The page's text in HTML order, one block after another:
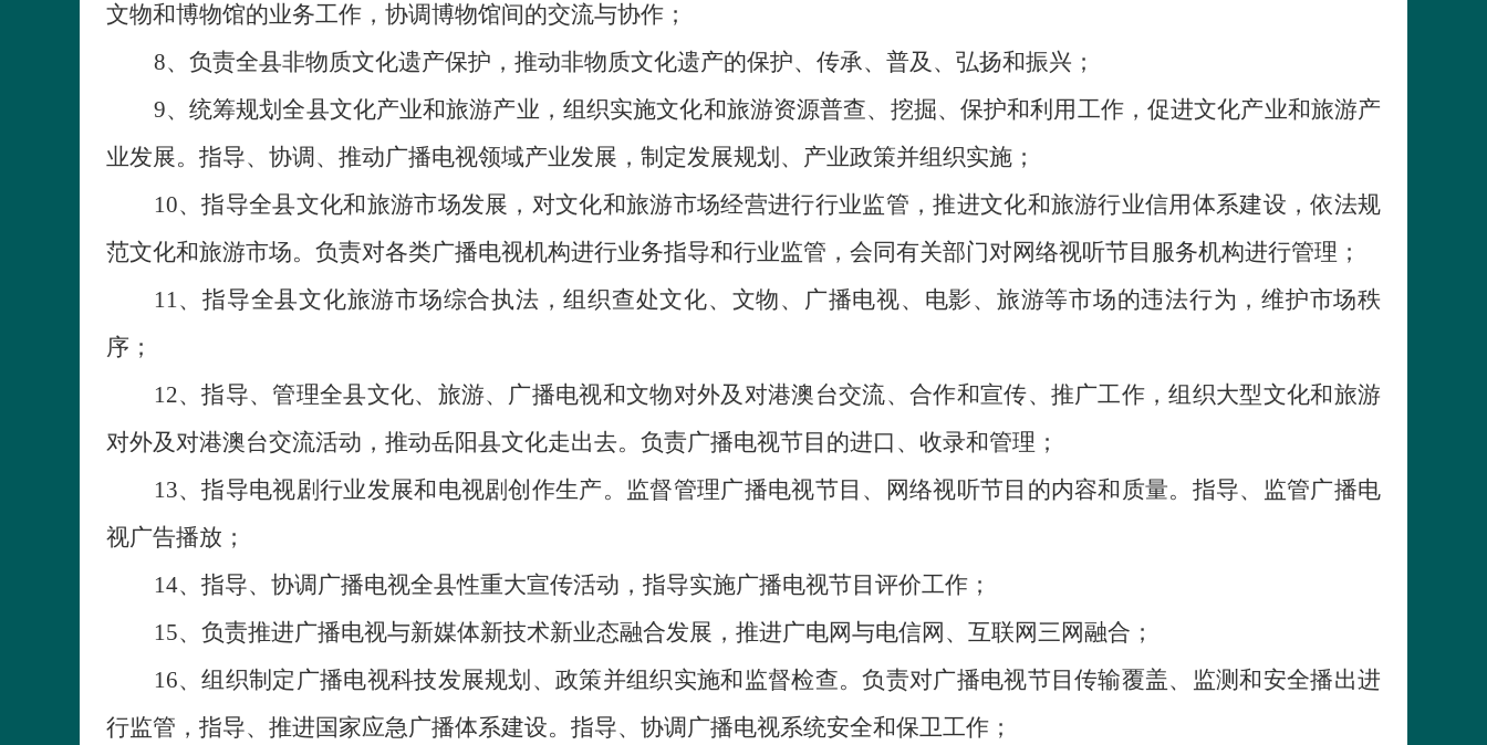
文物和博物馆的业务工作，协调博物馆间的交流与协作；
8、 负责全县非物质文化遗产保护，推动非物质文化遗产的保护、传承、普及、弘扬和振兴；
9、 统筹规划全县文化产业和旅游产业，组织实施文化和旅游资源普查、挖掘、保护和利用工作，促进文化产业和旅游产
业发展。指导、协调、推动广播电视领域产业发展，制定发展规划、产业政策并组织实施；
10、指导全县文化和旅游市场发展，对文化和旅游市场经营进行行业监管，推进文化和旅游行业信用体系建设，依法规
范文化和旅游市场。负责对各类广播电视机构进行业务指导和行业监管，会同有关部门对网络视听节目服务机构进行管理；
11、指导全县文化旅游市场综合执法，组织查处文化、文物、广播电视、电影、旅游等市场的违法行为，维护市场秩
序；
12、指导、管理全县文化、旅游、广播电视和文物对外及对港澳台交流、合作和宣传、推广工作，组织大型文化和旅游
对外及对港澳台交流活动，推动岳阳县文化走出去。负责广播电视节目的进口、收录和管理；
13、指导电视剧行业发展和电视剧创作生产。监督管理广播电视节目、网络视听节目的内容和质量。指导、监管广播电
视广告播放；
14、 指导、协调广播电视全县性重大宣传活动，指导实施广播电视节目评价工作；
15、 负责推进广播电视与新媒体新技术新业态融合发展，推进广电网与电信网、互联网三网融合；
16、组织制定广播电视科技发展规划、政策并组织实施和监督检查。负责对广播电视节目传输覆盖、监测和安全播出进
行监管，指导、推进国家应急广播体系建设。指导、协调广播电视系统安全和保卫工作；